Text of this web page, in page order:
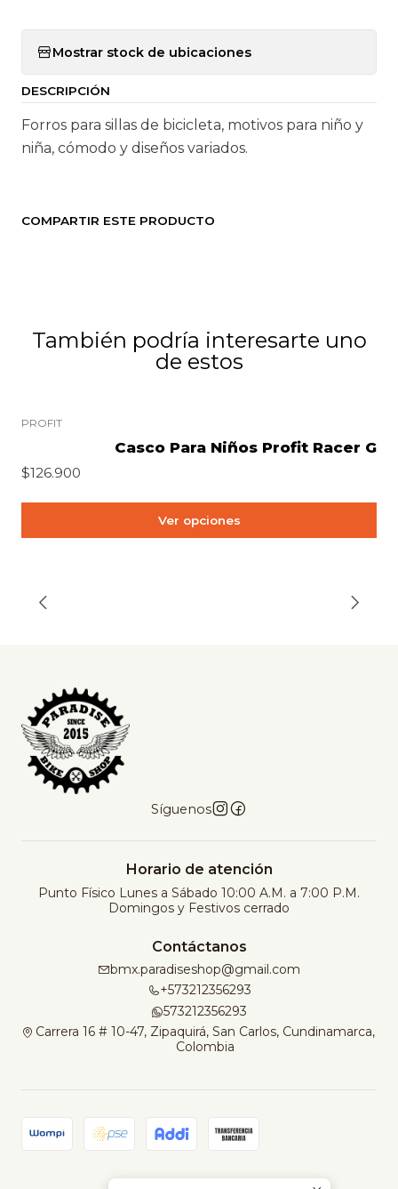
Mostrar stock de ubicaciones
DESCRIPCIÓN
Forros para sillas de bicicleta, motivos para niño y
niña, cómodo y diseños variados.
COMPARTIR ESTE PRODUCTO
También podría interesarte uno
de estos
PROFIT
Casco Para Niños Profit Racer G
$126.900
Ver opciones
Síguenos
Horario de atención
Punto Físico Lunes a Sábado 10:00 A.M. a 7:00 P.M.
Domingos y Festivos cerrado
Contáctanos
bmx.paradiseshop@gmail.com
+573212356293
573212356293
Carrera 16 # 10-47, Zipaquirá, San Carlos, Cundinamarca,
Colombia